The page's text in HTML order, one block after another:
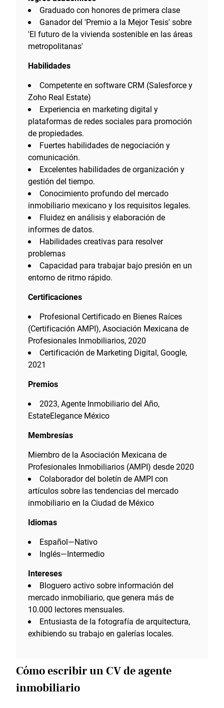
Graduado con honores de primera clase
Ganador del 'Premio a la Mejor Tesis' sobre
'El futuro de la vivienda sostenible en las áreas
metropolitanas'
Habilidades
Competente en software CRM (Salesforce y
Zoho Real Estate)
Experiencia en marketing digital y
plataformas de redes sociales para promoción
de propiedades.
Fuertes habilidades de negociación y
comunicación.
Excelentes habilidades de organización y
gestión del tiempo.
Conocimiento profundo del mercado
inmobiliario mexicano y los requisitos legales.
Fluidez en análisis y elaboración de
informes de datos.
Habilidades creativas para resolver
problemas
Capacidad para trabajar bajo presión en un
entorno de ritmo rápido.
Certificaciones
Profesional Certificado en Bienes Raíces
(Certificación AMPI), Asociación Mexicana de
Profesionales Inmobiliarios, 2020
Certificación de Marketing Digital, Google,
2021
Premios
2023, Agente Inmobiliario del Año,
EstateElegance México
Membresías
Miembro de la Asociación Mexicana de
Profesionales Inmobiliarios (AMPI) desde 2020
Colaborador del boletín de AMPI con
artículos sobre las tendencias del mercado
inmobiliario en la Ciudad de México
Idiomas
Español—Nativo
Inglés—Intermedio
Intereses
Bloguero activo sobre información del
mercado inmobiliario, que genera más de
10.000 lectores mensuales.
Entusiasta de la fotografía de arquitectura,
exhibiendo su trabajo en galerías locales.
Cómo escribir un CV de agente
inmobiliario